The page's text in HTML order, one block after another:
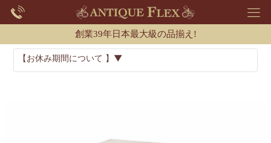
創業39年日本最大級の品揃え!
【お休み期間について 】▼